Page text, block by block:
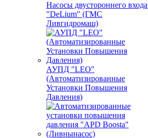
Насосы двустороннего входа
"DeLium" (ГМС
Ливгидромаш)
АУПД "LEO"
(Автоматизированные
Установки Повышения
Давления)